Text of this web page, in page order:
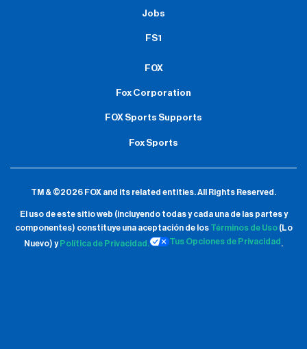
Jobs
FS1
FOX
Fox Corporation
FOX Sports Supports
Fox Sports
TM & ©2026 FOX and its related entities.All Rights Reserved.
El uso de este sitio web (incluyendo todas y cada una de las partes y
componentes) constituye una aceptación de los Términos de Uso(Lo
Nuevo) y Política de Privacidad. Tus Opciones de Privacidad .